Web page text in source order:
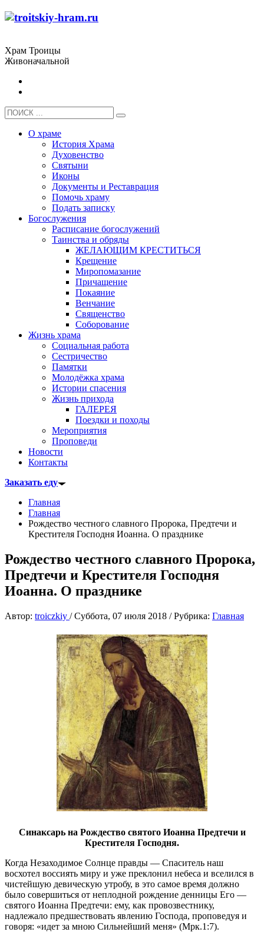
Храм Троицы
Живоначальной
О храме
История Храма
Духовенство
Святыни
Иконы
Документы и Реставрация
Помочь храму
Подать записку
Богослужения
Расписание богослужений
Таинства и обряды
ЖЕЛАЮЩИМ КРЕСТИТЬСЯ
Крещение
Миропомазание
Причащение
Покаяние
Венчание
Священство
Соборование
Жизнь храма
Социальная работа
Сестричество
Памятки
Молодёжка храма
Истории спасения
Жизнь прихода
ГАЛЕРЕЯ
Поездки и походы
Мероприятия
Проповеди
Новости
Контакты
Заказать еду
Главная
Главная
Рождество честного славного Пророка, Предтечи и
Крестителя Господня Иоанна. О празднике
Рождество честного славного Пророка,
Предтечи и Крестителя Господня
Иоанна. О празднике
Автор: troiczkiy /Суббота, 07 июля 2018 /Рубрика: Главная
Синаксарь на Рождество святого Иоанна Предтечи и
Крестителя Господня.
Когда Незаходимое Солнце правды — Спаситель наш
восхотел воссиять миру и уже преклонил небеса и вселился в
чистейшую девическую утробу, в это самое время должно
было совершиться от неплодной рождение денницы Его —
святого Иоанна Предтечи: ему, как провозвестнику,
надлежало предшествовать явлению Господа, проповедуя и
говоря: «идет за мною Сильнейший меня» (Мрк.1:7).